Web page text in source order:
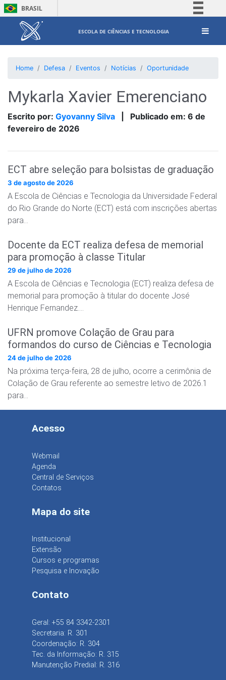
BRASIL
Acesso à informação
Canais
ESCOLA DE CIÊNCIAS E TECNOLOGIA
Home Defesa Eventos Notícias Oportunidade
Mykarla Xavier Emerenciano
Escrito por: Gyovanny Silva Publicado em: 6 de
fevereiro de 2026
ECT abre seleção para bolsistas de graduação
3 de agosto de 2026
A Escola de Ciências e Tecnologia da Universidade Federal
do Rio Grande do Norte (ECT) está com inscrições abertas
para…
Docente da ECT realiza defesa de memorial
para promoção à classe Titular
29 de julho de 2026
A Escola de Ciências e Tecnologia (ECT) realiza defesa de
memorial para promoção à titular do docente José
Henrique Fernandez….
UFRN promove Colação de Grau para
formandos do curso de Ciências e Tecnologia
24 de julho de 2026
Na próxima terça-feira, 28 de julho, ocorre a cerimônia de
Colação de Grau referente ao semestre letivo de 2026.1
para…
Acesso
Webmail
Agenda
Central de Serviços
Contatos
Mapa do site
Institucional
Extensão
Cursos e programas
Pesquisa e Inovação
Contato
Geral: +55 84 3342-2301
Secretaria: R. 301
Coordenação: R. 304
Tec. da Informação: R. 315
Manutenção Predial: R. 316